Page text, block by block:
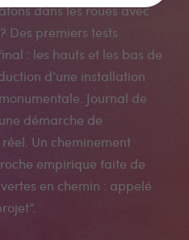
dans les roues avec
Des premiers tests
: les hauts et les bas de
d’une installation
Journal de
démarche de
Un cheminement
empirique faite de
en chemin : appelé